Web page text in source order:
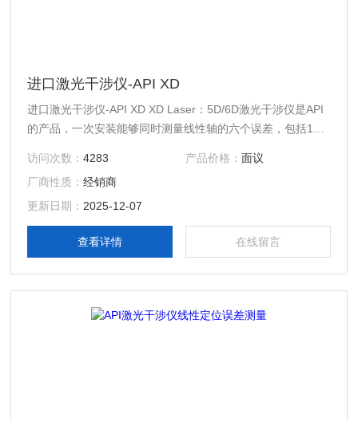
进口激光干涉仪-API XD
进口激光干涉仪-API XD XD Laser：5D/6D激光干涉仪是API
的产品，一次安装能够同时测量线性轴的六个误差，包括1个
需要数天时间进行的测试，使用API激光干涉仪只需几个小时
即可完成，实际应用结果表明，节省时间可达80%。
访问次数：4283 产品价格： 面议
厂商性质：经销商
更新日期： 2025-12-07
查看详情 在线留言